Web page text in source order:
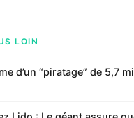
LOIN
d’un “piratage” de 5,7